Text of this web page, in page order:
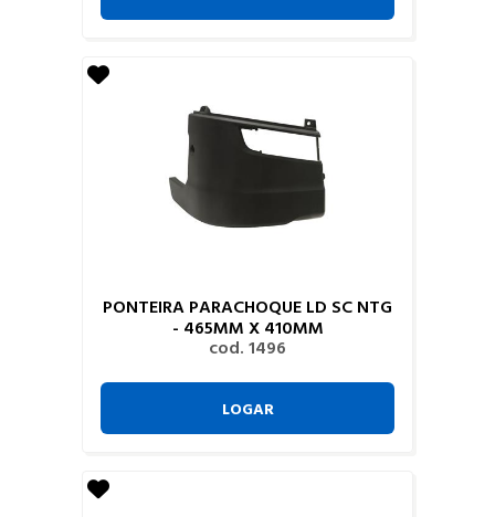
PONTEIRA PARACHOQUE LD SC NTG
- 465MM X 410MM
cod. 1496
LOGAR